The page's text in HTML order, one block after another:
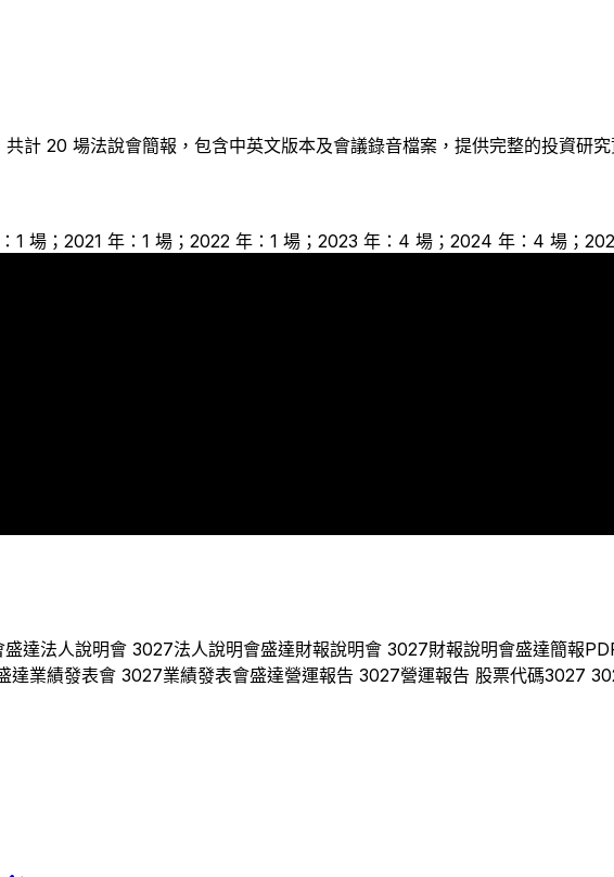
共計 20 場法說會簡報，包含中英文版本及會議錄音檔案，提供完整的投資研
1 場；2021 年：1 場；2022 年：1 場；2023 年：4 場；2024 年：4 場；
盛達法人說明會 3027法人說明會盛達財報說明會 3027財報說明會盛達簡報
達業績發表會 3027業績發表會盛達營運報告 3027營運報告 股票代碼3027